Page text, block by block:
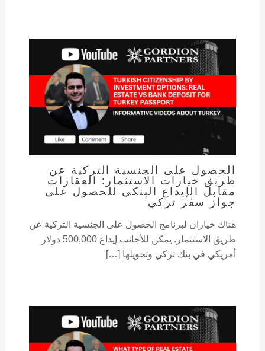
الحصول على الجنسية التركية عن
طريق خيارات الاستثمار: العقارات
مقابل الإيداع البنكي للحصول على
جواز سفر تركي
هناك خياران لبرنامج الحصول على الجنسية التركية عن
طريق الاستثمار. يمكن للأجانب إيداع 500,000 دولار
أمريكي في بنك تركي وتحويلها […]